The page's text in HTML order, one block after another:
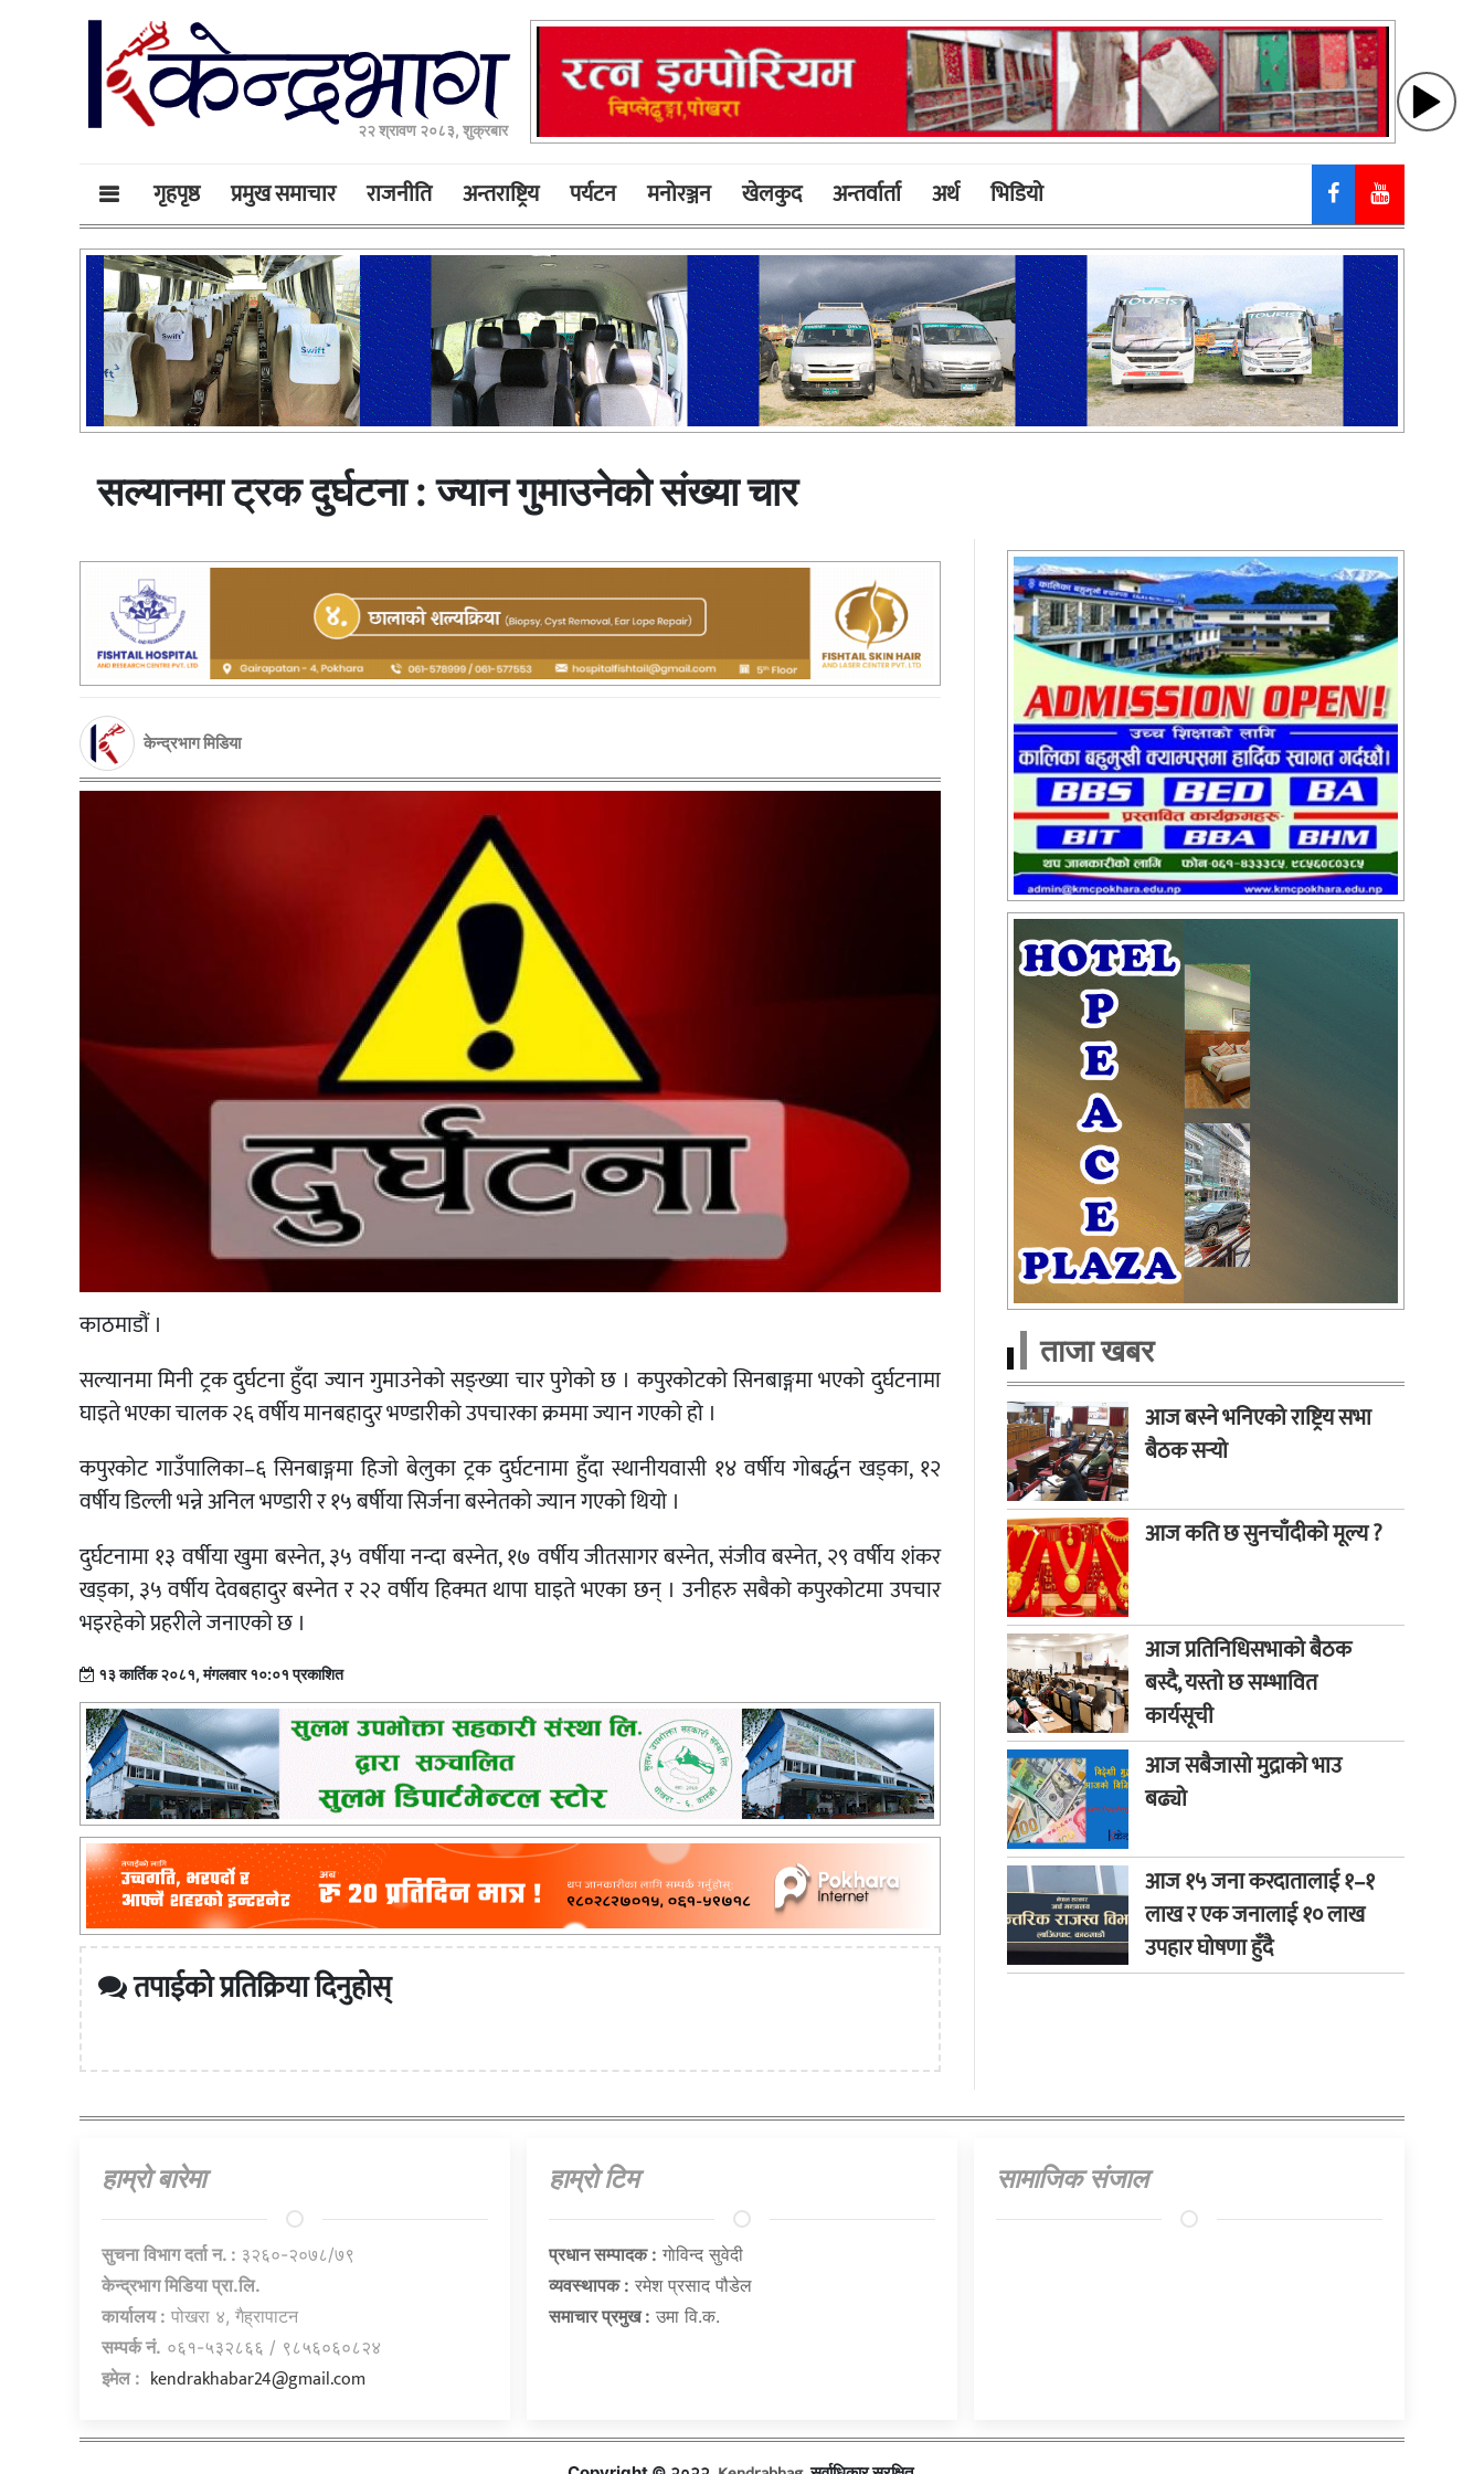
२२ श्रावण २०८३, शुक्रबार
गृहपृष्ठ प्रमुख समाचार राजनीति अन्तराष्ट्रिय पर्यटन मनोरञ्जन खेलकुद अन्तर्वार्ता अर्थ भिडियाे
सल्यानमा ट्रक दुर्घटना : ज्यान गुमाउनेको संख्या चार
केन्द्रभाग मिडिया
काठमाडौं ।
सल्यानमा मिनी ट्रक दुर्घटना हुँदा ज्यान गुमाउनेको सङ्ख्या चार पुगेको छ । कपुरकोटको सिनबाङ्गमा भएको दुर्घटनामा
घाइते भएका चालक २६ वर्षीय मानबहादुर भण्डारीको उपचारका क्रममा ज्यान गएको हो ।
कपुरकोट गाउँपालिका–६ सिनबाङ्गमा हिजो बेलुका ट्रक दुर्घटनामा हुँदा स्थानीयवासी १४ वर्षीय गोबर्द्धन खड्का, १२
वर्षीय डिल्ली भन्ने अनिल भण्डारी र १५ बर्षीया सिर्जना बस्नेतको ज्यान गएको थियो ।
दुर्घटनामा १३ वर्षीया खुमा बस्नेत, ३५ वर्षीया नन्दा बस्नेत, १७ वर्षीय जीतसागर बस्नेत, संजीव बस्नेत, २९ वर्षीय शंकर
खड्का, ३५ वर्षीय देवबहादुर बस्नेत र २२ वर्षीय हिक्मत थापा घाइते भएका छन् । उनीहरु सबैको कपुरकोटमा उपचार
भइरहेको प्रहरीले जनाएको छ ।
१३ कार्तिक २०८१, मंगलवार १०:०१ प्रकाशित
तपाईको प्रतिक्रिया दिनुहोस्
ताजा खबर
आज बस्ने भनिएको राष्ट्रिय सभा
बैठक सर्‍यो
आज कति छ सुनचाँदीको मूल्य ?
आज प्रतिनिधिसभाको बैठक
बस्दै, यस्तो छ सम्भावित
कार्यसूची
आज सबैजासो मुद्राको भाउ
बढ्यो
आज १५ जना करदातालाई १–१
लाख र एक जनालाई १० लाख
उपहार घोषणा हुँदै
हाम्राे बारेमा
सुचना विभाग दर्ता न. : ३२६०-२०७८/७९
केन्द्रभाग मिडिया प्रा.लि.
कार्यालय : पोखरा ४, गैह्रापाटन
सम्पर्क नं. ०६१-५३२८६६ / ९८५६०६०८२४
इमेल : kendrakhabar24@gmail.com
हाम्राे टिम
प्रधान सम्पादक : गाेविन्द सुवेदी
व्यवस्थापक : रमेश प्रसाद पौडेल
समाचार प्रमुख : उमा वि.क.
सामाजिक संजाल